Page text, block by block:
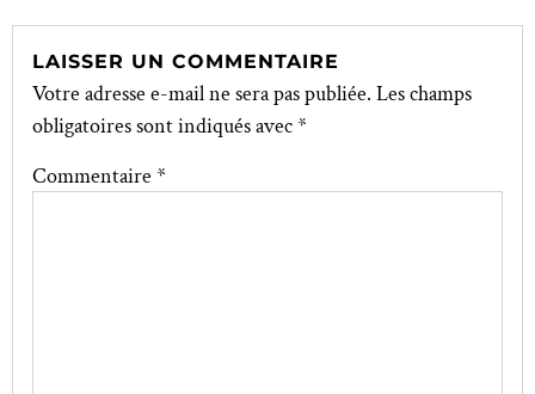
LAISSER UN COMMENTAIRE
Votre adresse e-mail ne sera pas publiée. Les champs
obligatoires sont indiqués avec*
Commentaire *